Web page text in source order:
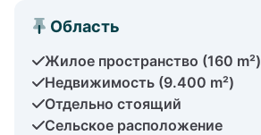
Область
Жилое пространство (160 m²)
Недвижимость (9.400 m²)
Отдельно стоящий
Сельское расположение